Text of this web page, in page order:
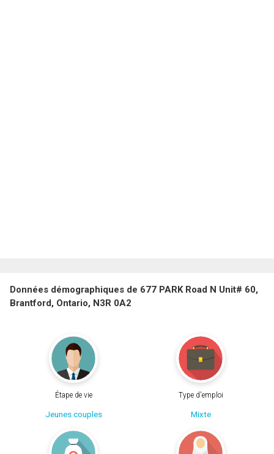
Données démographiques de 677 PARK Road N Unit# 60,
Brantford, Ontario, N3R 0A2
Étape de vie
Jeunes couples
Type d'emploi
Mixte